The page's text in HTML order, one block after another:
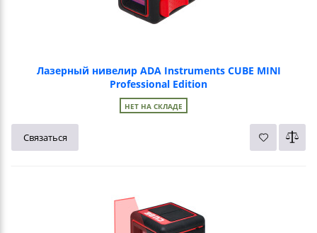
Лазерный нивелир ADA Instruments CUBE MINI
Professional Edition
НЕТ НА СКЛАДЕ
Связаться